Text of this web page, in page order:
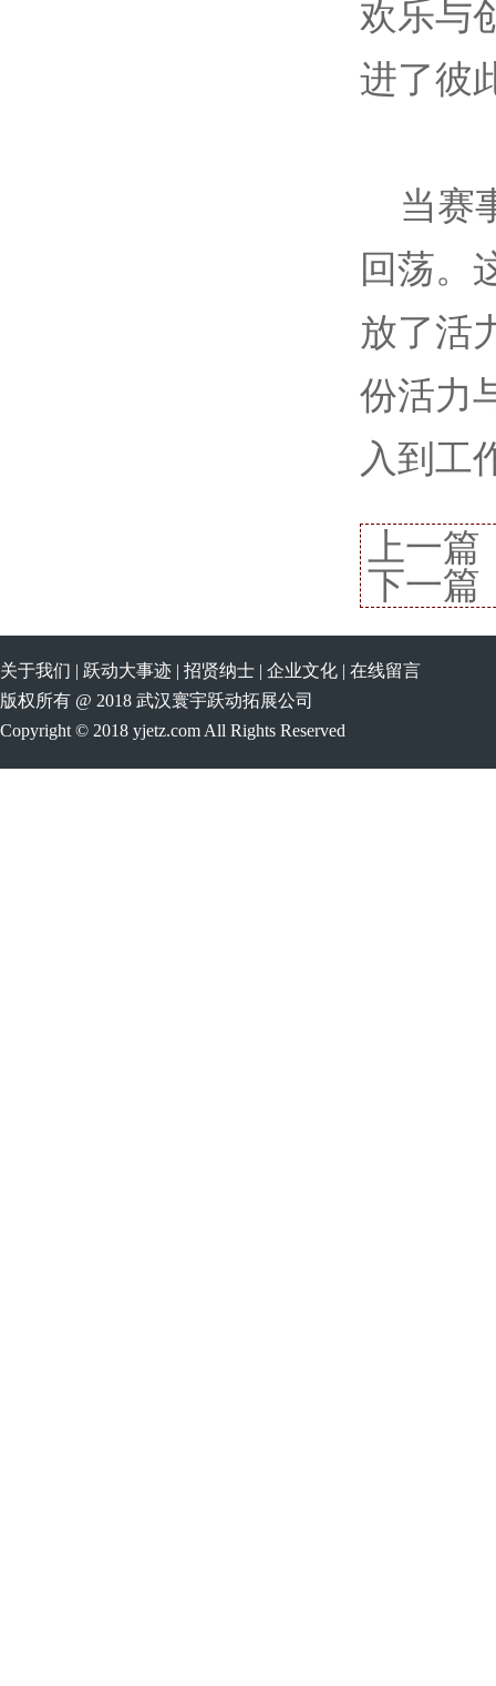
欢乐与
进了彼
当赛
回荡。
放了活
份活力
入到工
上一
下一篇
关于我们 | 跃动大事迹 | 招贤纳士 | 企业文化 | 在线留言
版权所有 @ 2018 武汉寰宇跃动拓展公司
Copyright © 2018 yjetz.com All Rights Reserved